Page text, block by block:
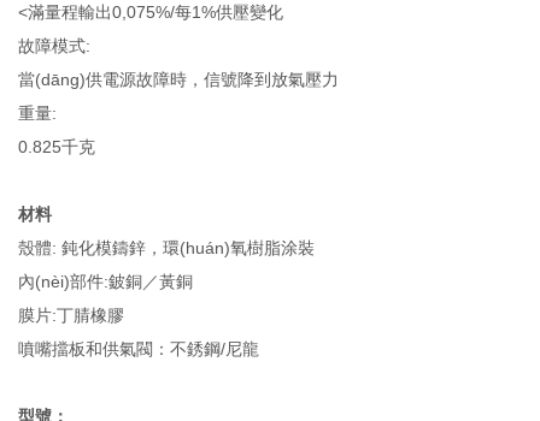
<滿量程輸出0,075%/每1%供壓變化
故障模式:
當(dāng)供電源故障時，信號降到放氣壓力
重量:
0.825千克
材料
殼體: 鈍化模鑄鋅，環(huán)氧樹脂涂裝
內(nèi)部件:鈹銅／黃銅
膜片:丁腈橡膠
噴嘴擋板和供氣閥：不銹鋼/尼龍
型號：